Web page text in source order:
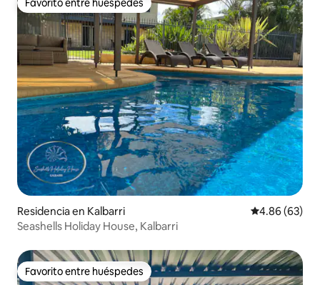
Favorito entre huéspedes
Favorito entre huéspedes
Residencia en Kalbarri Calificación
4.86 (63)
Seashells Holiday House, Kalbarri
Favorito entre huéspedes
Favorito entre huéspedes